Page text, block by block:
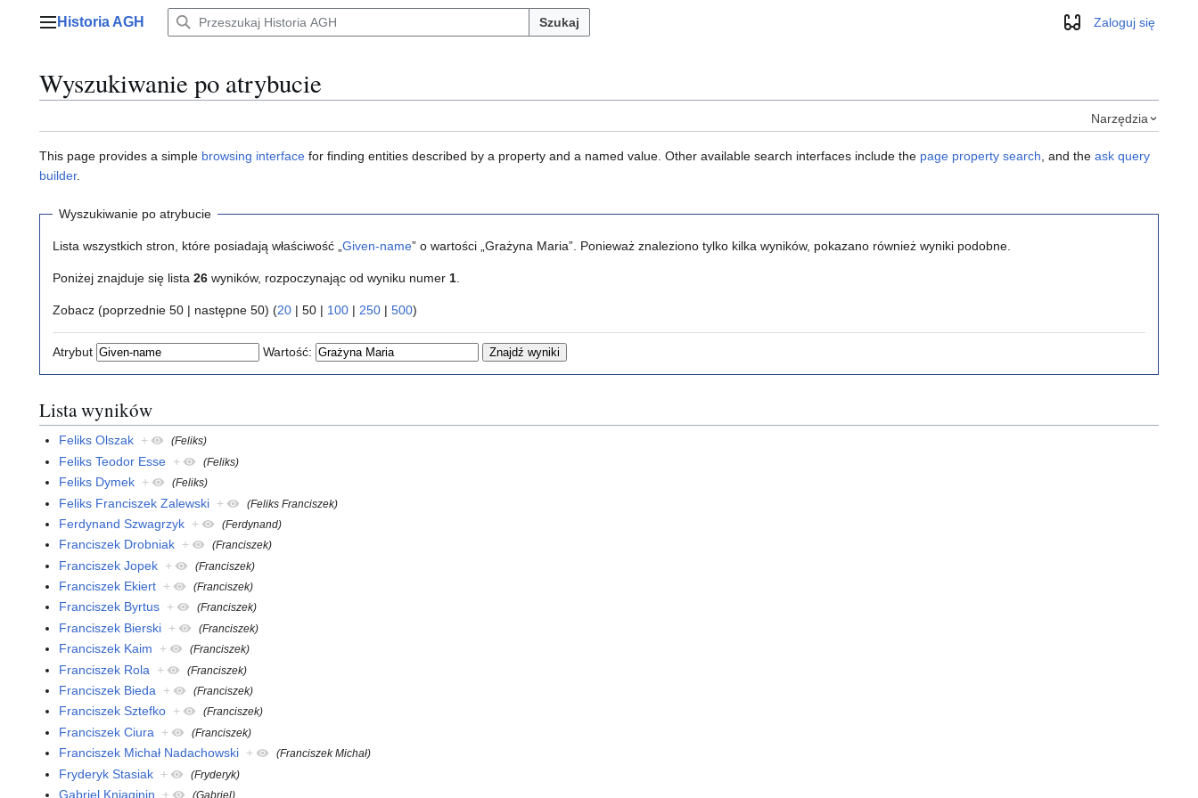
Menu główne
Historia AGH Szukaj WyglądZaloguj się
Wyszukiwanie po atrybucie
Narzędzia
This page provides a simple browsing interface for finding entities described by a property and a named value. Other available search interfaces include the page property search , and the ask query
builder.
Wyszukiwanie po atrybucie
Lista wszystkich stron, które posiadają właściwość „ Given-name” o wartości „Grażyna Maria”. Ponieważ znaleziono tylko kilka wyników, pokazano również wyniki podobne.
Poniżej znajduje się lista 26 wyników, rozpoczynając od wyniku numer 1
Zobacz (poprzednie 50 | następne 50) (20 | 50 | 100 | 250 | 500)
Atrybut Wartość:
Lista wyników
Feliks Olszak + (Feliks)
Feliks Teodor Esse + (Feliks)
Feliks Dymek + (Feliks)
Feliks Franciszek Zalewski + (Feliks Franciszek)
Ferdynand Szwagrzyk + (Ferdynand)
Franciszek Drobniak + (Franciszek)
Franciszek Jopek + (Franciszek)
Franciszek Ekiert + (Franciszek)
Franciszek Byrtus + (Franciszek)
Franciszek Bierski + (Franciszek)
Franciszek Kaim + (Franciszek)
Franciszek Rola + (Franciszek)
Franciszek Bieda + (Franciszek)
Franciszek Sztefko + (Franciszek)
Franciszek Ciura + (Franciszek)
Franciszek Michał Nadachowski + (Franciszek Michał)
Fryderyk Stasiak + (Fryderyk)
Gabriel Kniaginin + (Gabriel)